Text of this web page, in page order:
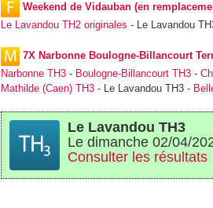
Weekend de Vidauban (en
Le Lavandou TH2 originales - Le Lavandou
7X Narbonne Boulogne-Billancourt
Narbonne TH3 - Boulogne-Billancourt TH3 -
Mathilde (Caen) TH3 - Le Lavandou TH3 -
Le Lavandou TH3
Le dimanche 02/04/
Consulter les résultats